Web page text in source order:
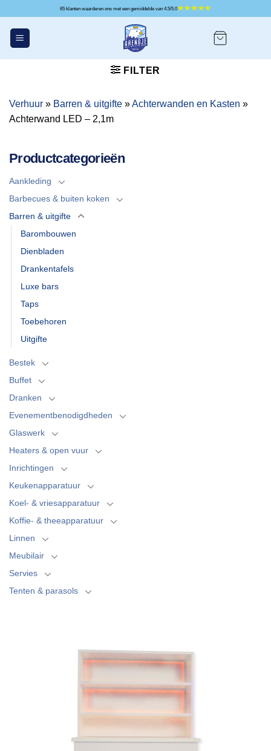
inhoud
65 klanten waarderen ons met een gemiddelde van 4.5/5.0
FILTER
Verhuur » Barren & uitgifte »Achterwanden en Kasten »
Achterwand LED – 2,1m
Productcategorieën
Aankleding
Barbecues & buiten koken
Barren & uitgifte
Barombouwen
Dienbladen
Drankentafels
Luxe bars
Taps
Toebehoren
Uitgifte
Bestek
Buffet
Dranken
Evenementbenodigdheden
Glaswerk
Heaters & open vuur
Inrichtingen
Keukenapparatuur
Koel- & vriesapparatuur
Koffie- & theeapparatuur
Linnen
Meubilair
Servies
Tenten & parasols